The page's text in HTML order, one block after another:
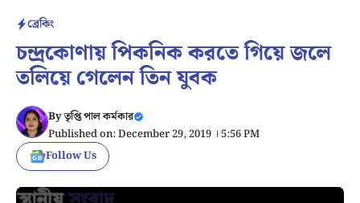
ব্রেকিং
চন্দ্রকোণায় পিকনিক করতে গিয়ে জলে
তলিয়ে গেলেন তিন যুবক
Byতৃপ্তি পাল কর্মকার
Published on: December 29, 2019 । 5:56 PM
Follow Us